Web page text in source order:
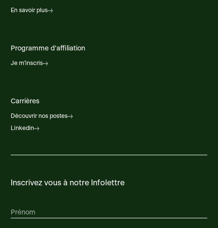
En savoir plus
Programme d'affiliation
Je m'inscris
Carrières
Découvrir nos postes
Linkedin
Inscrivez vous à notre Infolettre